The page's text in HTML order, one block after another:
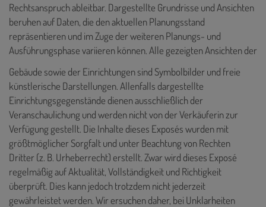
Rechtsanspruch ableitbar. Dargestellte Grundrisse und Ansichten
beruhen auf Daten, die den aktuellen Planungsstand
repräsentieren und im Zuge der weiteren Planungs- und
Ausführungsphase variieren können. Alle gezeigten Ansichten der
Gebäude sowie der Einrichtungen sind Symbolbilder und freie
künstlerische Darstellungen. Allenfalls dargestellte
Einrichtungsgegenstände dienen ausschließlich der
Veranschaulichung und werden nicht von der Verkäuferin zur
Verfügung gestellt. Die Inhalte dieses Exposés wurden mit
größtmöglicher Sorgfalt und unter Beachtung von Rechten
Dritter (z. B. Urheberrecht) erstellt. Zwar wird dieses Exposé
regelmäßig auf Aktualität, Vollständigkeit und Richtigkeit
überprüft. Dies kann jedoch trotzdem nicht jederzeit
gewährleistet werden. Wir ersuchen daher, bei Unklarheiten